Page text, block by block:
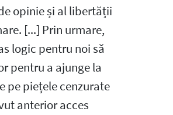
opinie și al libertății
[...] Prin urmare,
logic pentru noi să
pentru a ajunge la
pe piețele cenzurate
anterior acces